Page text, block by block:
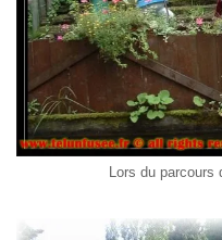
Lors du parcours